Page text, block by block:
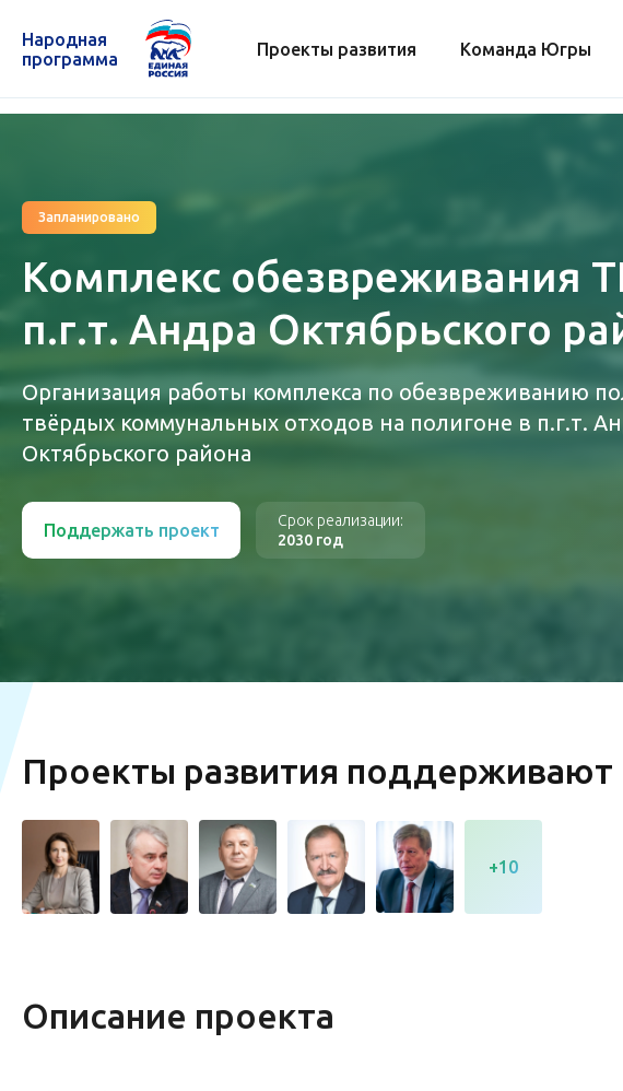
Народная
программа
Проекты развития Команда Югры
Запланировано
Комплекс обезвреживания
п.г.т. Андра Октябрьского
Организация работы комплекса по обезвреживанию
твёрдых коммунальных отходов на полигоне в п.г.т.
Октябрьского района
Поддержать проект
Срок реализации:
2030 год
Проекты развития поддерживают
+10
Описание проекта